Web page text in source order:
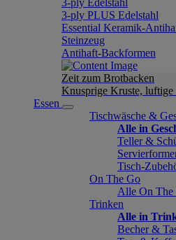
3-ply Edelstahl
3-ply PLUS Edelstahl
Essential Keramik-
Steinzeug
Antihaft-Backformen
Zeit zum Brotbacken
Knusprige Kruste,
Essen
Tischwäsche &
Alle in
Teller &
Tisch-
On The Go
Alle On The
Trinken
Alle in
Becher &